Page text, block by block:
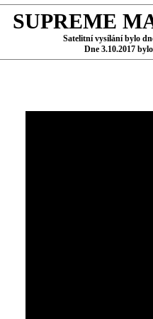
SUPREME
Satelitní vysílání bylo
Dne 3.10.2017